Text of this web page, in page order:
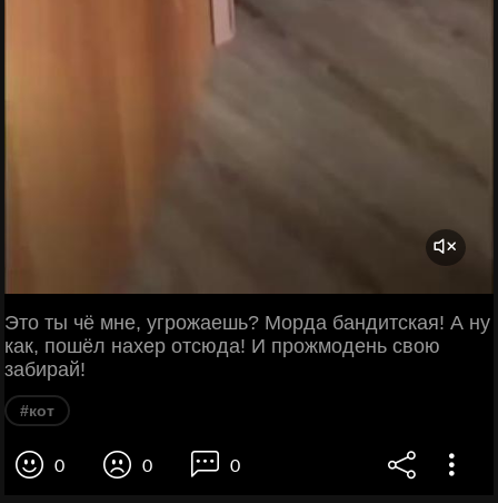
Это ты чё мне, угрожаешь? Морда бандитская! А ну
как, пошёл нахер отсюда! И прожмодень свою
забирай!
#кот
0 0 0